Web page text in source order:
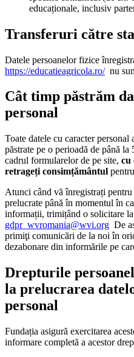
educaționale, inclusiv
Transferuri către
Datele persoanelor fizice
https://educatieagricola.ro/nu
Cât timp păstrăm
personal
Toate datele cu caracter
păstrate pe o perioadă de până
cadrul formularelor de pe site, cu
retrageți consimțământul
Atunci când vă înregistrați
prelucrate până în momentul în
informații, trimițând o solicitare la
gdpr_wvromania@wvi.org De
primiţi comunicări de la noi în
dezabonare din informările pe
Drepturile
la prelucrarea
personal
Fundația asigură exercitarea
informare completă a acestor